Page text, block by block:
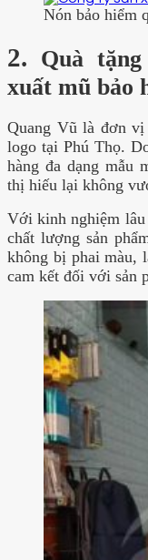
Nón bảo hiểm
2. Quà
xuất mũ bảo
Quang Vũ là đơn vị
logo tại Phú Thọ.
hàng đa dạng mẫu
thị hiếu lại không
Với kinh nghiệm
chất lượng sản
không bị phai màu,
cam kết đối với sản